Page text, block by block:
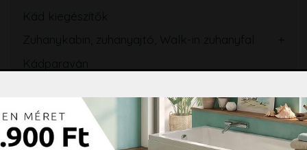
Kád kiegészítők
Zuhanykabin, zuhanyajtó, Walk-in zuhanyfal
Kádparaván
Szaniterek
WC tartály